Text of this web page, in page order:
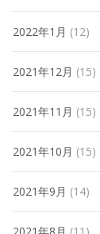
2022年1月 (12)
2021年12月 (15)
2021年11月 (15)
2021年10月 (15)
2021年9月 (14)